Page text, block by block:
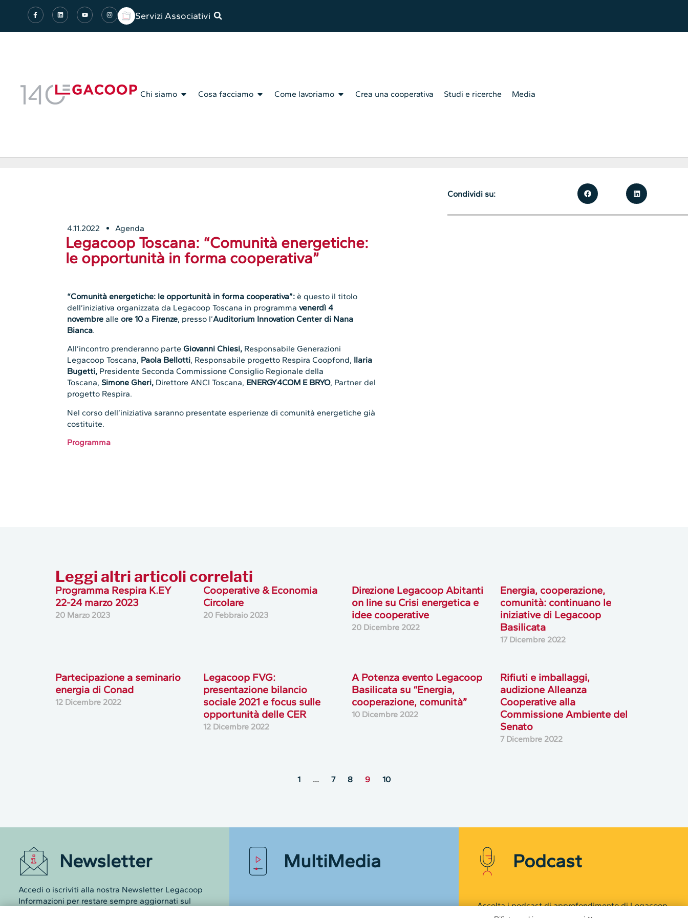
Servizi Associativi
Chi siamo Cosa facciamo Come lavoriamo Crea una cooperativa Studi e ricerche Media
4.11.2022 Agenda
Legacoop Toscana: “Comunità energetiche:
le opportunità in forma cooperativa”
“Comunità energetiche: le opportunità in forma cooperativa”: è questo il titolo
dell’iniziativa organizzata da Legacoop Toscana in programmavenerdì 4
novembre alleore 10 a Firenze, presso l’Auditorium Innovation Center di Nana
Bianca.
All’incontro prenderanno parteGiovanni Chiesi, Responsabile Generazioni
Legacoop Toscana, Paola Bellotti, Responsabile progetto Respira Coopfond, Ilaria
Bugetti, Presidente Seconda Commissione Consiglio Regionale della
Toscana, Simone Gheri, Direttore ANCI Toscana, ENERGY4COM E BRYO, Partner del
progetto Respira.
Nel corso dell’iniziativa saranno presentate esperienze di comunità energetiche già
costituite.
Programma
Condividi su:
Leggi altri articoli correlati
Programma Respira K.EY
22-24 marzo 2023
20 Marzo 2023
Cooperative & Economia
Circolare
20 Febbraio 2023
Direzione Legacoop Abitanti
on line su Crisi energetica e
idee cooperative
20 Dicembre 2022
Energia, cooperazione,
comunità: continuano le
iniziative di Legacoop
Basilicata
17 Dicembre 2022
Partecipazione a seminario
energia di Conad
12 Dicembre 2022
Legacoop FVG:
presentazione bilancio
sociale 2021 e focus sulle
opportunità delle CER
12 Dicembre 2022
A Potenza evento Legacoop
Basilicata su “Energia,
cooperazione, comunità”
10 Dicembre 2022
Rifiuti e imballaggi,
audizione Alleanza
Cooperative alla
Commissione Ambiente del
Senato
7 Dicembre 2022
1 … 7 8 9 10
Newsletter
Accedi o iscriviti alla nostra Newsletter Legacoop
Informazioni per restare sempre aggiornati sul
MultiMedia Podcast
Ascolta i podcast di approfondimento di Legacoop